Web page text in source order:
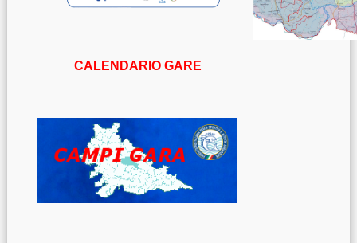
CALENDARIO GARE